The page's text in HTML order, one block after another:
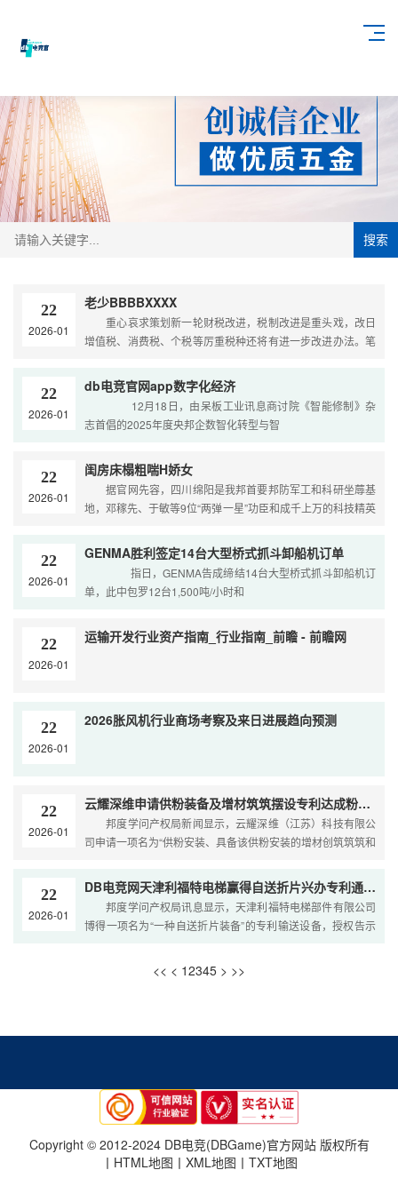
搜索
22
2026-01
老少BBBBXXXX
重心哀求策划新一轮财税改进，税制改进是重头戏，改日
增值税、消费税、个税等厉重税种还将有进一步改进办法。笔
22
2026-01
db电竞官网app数字化经济
12月18日，由呆板工业讯息商讨院《智能修制》杂
志首倡的2025年度央邦企数智化转型与智
22
2026-01
闺房床榻粗喘H娇女
据官网先容，四川绵阳是我邦首要邦防军工和科研坐蓐基
地，邓稼先、于敏等9位“两弹一星”功臣和成千上万的科技精英
22
2026-01
GENMA胜利签定14台大型桥式抓斗卸船机订单
指日，GENMA告成缔结14台大型桥式抓斗卸船机订
单，此中包罗12台1,500吨/小时和
22
2026-01
运输开发行业资产指南_行业指南_前瞻 - 前瞻网
22
2026-01
2026胀风机行业商场考察及来日进展趋向预测
22
2026-01
云耀深维申请供粉装备及增材筑筑摆设专利达成粉末物料的络续平静输送
邦度学问产权局新闻显示，云耀深维（江苏）科技有限公
司申请一项名为“供粉安装、具备该供粉安装的增材创筑筑筑和
22
2026-01
DB电竞网天津利福特电梯赢得自送折片兴办专利通过简单目标输送的修树节流资源和年华
邦度学问产权局讯息显示，天津利福特电梯部件有限公司
博得一项名为“一种自送折片装备”的专利输送设备，授权告示
<< < 12345 > >>
Copyright © 2012-2024 DB电竞(DBGame)官方网站 版权所有
丨 HTML地图 丨 XML地图 丨 TXT地图